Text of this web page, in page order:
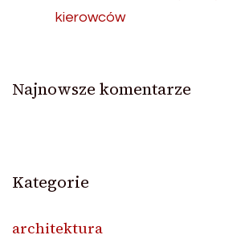
kierowców
Najnowsze komentarze
Kategorie
architektura